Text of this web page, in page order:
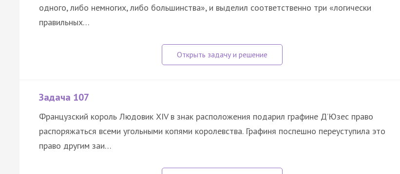
одного, либо немногих, либо большинства», и выделил соответственно три «логически
правильных…
Задача 107
Французский король Людовик XIV в знак расположения подарил графине Д’Юзес право
распоряжаться всеми угольными копями королевства. Графиня поспешно переуступила это
право другим заи…